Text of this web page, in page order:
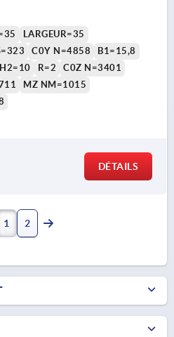
LARGEUR=35
C0Y N=4858
B1=15,8
H2=10 R=2
C0Z N=3401
MZ NM=1015
DÉTAILS
1 2